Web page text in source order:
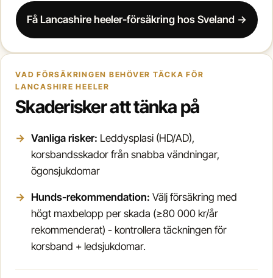
Få Lancashire heeler-försäkring hos Sveland →
VAD FÖRSÄKRINGEN BEHÖVER TÄCKA FÖR
LANCASHIRE HEELER
Skaderisker att tänka på
Vanliga risker: Leddysplasi (HD/AD),
korsbandsskador från snabba vändningar,
ögonsjukdomar
Hunds-rekommendation: Välj försäkring med
högt maxbelopp per skada (≥80 000 kr/år
rekommenderat) - kontrollera täckningen för
korsband + ledsjukdomar.